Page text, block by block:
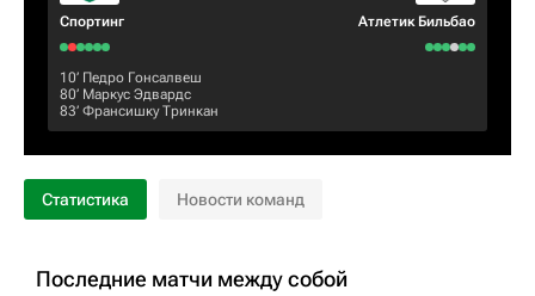
Спортинг Атлетик Бильбао
10‎’‎ Педро Гонсалвеш
80‎’‎ Маркус Эдвардс
83‎’‎ Франсишку Тринкан
Статистика Новости команд
Последние матчи между собой